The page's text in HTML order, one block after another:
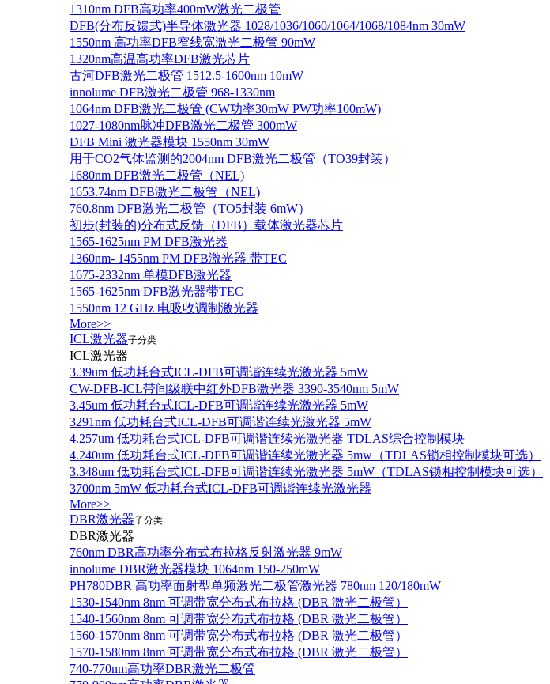
1310nm DFB高功率400mW激光二极管
DFB(分布反馈式)半导体激光器 1028/1036/1060/1064/1068/1084nm 30mW
1550nm 高功率DFB窄线宽激光二极管 90mW
1320nm高温高功率DFB激光芯片
古河DFB激光二极管 1512.5-1600nm 10mW
innolume DFB激光二极管 968-1330nm
1064nm DFB激光二极管 (CW功率30mW PW功率100mW)
1027-1080nm脉冲DFB激光二极管 300mW
DFB Mini 激光器模块 1550nm 30mW
用于CO2气体监测的2004nm DFB激光二极管（TO39封装）
1680nm DFB激光二极管（NEL)
1653.74nm DFB激光二极管（NEL)
760.8nm DFB激光二极管（TO5封装 6mW）
初步(封装的)分布式反馈（DFB）载体激光器芯片
1565-1625nm PM DFB激光器
1360nm- 1455nm PM DFB激光器 带TEC
1675-2332nm 单模DFB激光器
1565-1625nm DFB激光器带TEC
1550nm 12 GHz 电吸收调制激光器
More>>
ICL激光器子分类
ICL激光器
3.39um 低功耗台式ICL-DFB可调谐连续光激光器 5mW
CW-DFB-ICL带间级联中红外DFB激光器 3390-3540nm 5mW
3.45um 低功耗台式ICL-DFB可调谐连续光激光器 5mW
3291nm 低功耗台式ICL-DFB可调谐连续光激光器 5mW
4.257um 低功耗台式ICL-DFB可调谐连续光激光器 TDLAS综合控制模块
4.240um 低功耗台式ICL-DFB可调谐连续光激光器 5mw（TDLAS锁相控制模块可选）
3.348um 低功耗台式ICL-DFB可调谐连续光激光器 5mW（TDLAS锁相控制模块可选）
3700nm 5mW 低功耗台式ICL-DFB可调谐连续光激光器
More>>
DBR激光器子分类
DBR激光器
760nm DBR高功率分布式布拉格反射激光器 9mW
innolume DBR激光器模块 1064nm 150-250mW
PH780DBR 高功率面射型单频激光二极管激光器 780nm 120/180mW
1530-1540nm 8nm 可调带宽分布式布拉格 (DBR 激光二极管）
1540-1560nm 8nm 可调带宽分布式布拉格 (DBR 激光二极管）
1560-1570nm 8nm 可调带宽分布式布拉格 (DBR 激光二极管）
1570-1580nm 8nm 可调带宽分布式布拉格 (DBR 激光二极管）
740-770nm高功率DBR激光二极管